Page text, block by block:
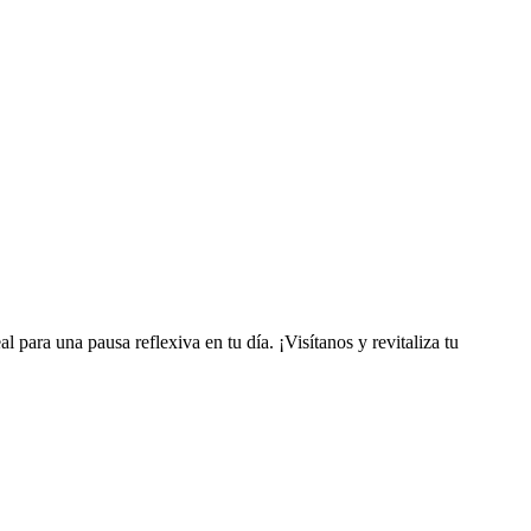
para una pausa reflexiva en tu día. ¡Visítanos y revitaliza tu